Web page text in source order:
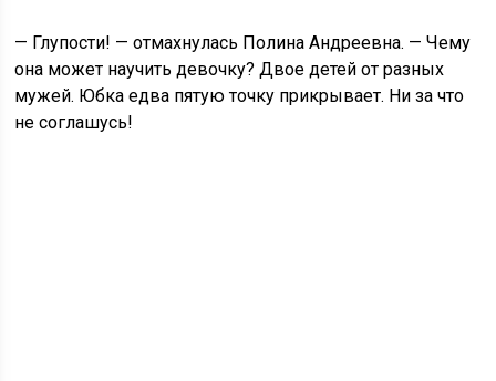
— Глупости! — отмахнулась Полина Андреевна. — Чему
она может научить девочку? Двое детей от разных
мужей. Юбка едва пятую точку прикрывает. Ни за что
не соглашусь!